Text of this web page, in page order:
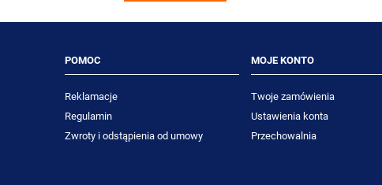
POMOC
Reklamacje
Regulamin
Zwroty i odstąpienia od umowy
MOJE KONTO
Twoje zamówienia
Ustawienia konta
Przechowalnia